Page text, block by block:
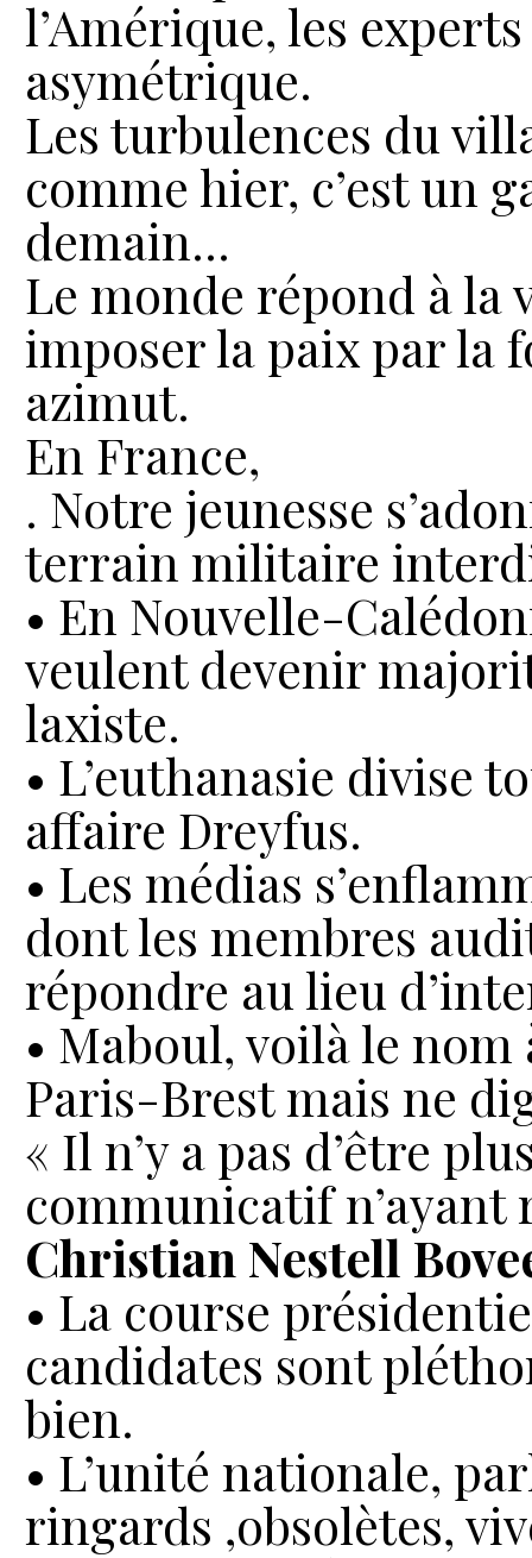
l’Amérique, les
asymétrique.
Les turbulences du
comme hier, c’est un
demain...
Le monde répond à la
imposer la paix par la
azimut.
En France,
. Notre jeunesse
terrain militaire
• En Nouvelle-
veulent devenir
laxiste.
• L’euthanasie divise
affaire Dreyfus.
• Les médias
dont les membres
répondre au lieu
• Maboul, voilà le
Paris-Brest mais ne
« Il n’y a pas d’être
communicatif
Christian Nestell
• La course
candidates sont
bien.
• L’unité nationale,
ringards ,obsolètes,